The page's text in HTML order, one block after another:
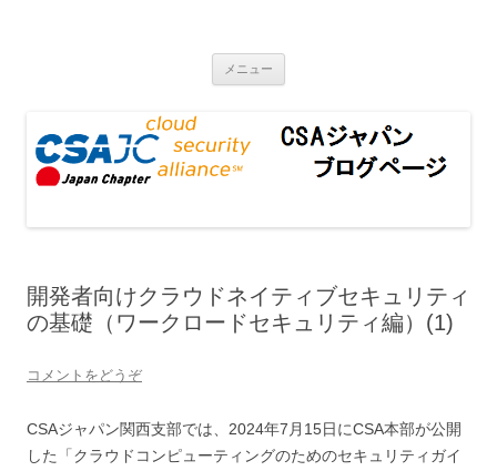
メニュー
開発者向けクラウドネイティブセキュリティ
の基礎（ワークロードセキュリティ編）(1)
コメントをどうぞ
CSAジャパン関西支部では、2024年7月15日にCSA本部が公開
した「クラウドコンピューティングのためのセキュリティガイ